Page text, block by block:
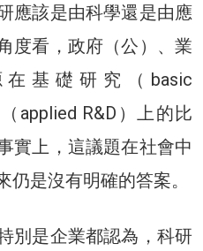
應該是由科學還是由應
度看，政府（公）、業
基礎研究（basic
applied R&D）上的比
實上，這議題在社會中
是沒有明確的答案。
別是企業都認為，科研